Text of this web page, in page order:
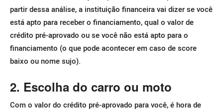
partir dessa análise, a instituição financeira vai dizer se você
está apto para receber o financiamento, qual o valor de
crédito pré-aprovado ou se você não está apto para o
financiamento (o que pode acontecer em caso de score
baixo ou nome sujo).
2. Escolha do carro ou moto
Com o valor do crédito pré-aprovado para você, é hora de